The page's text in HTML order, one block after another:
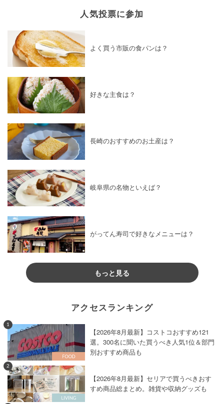
人気投票に参加
よく買う市販の食パンは？
好きな主食は？
長崎のおすすめのお土産は？
岐阜県の名物といえば？
がってん寿司で好きなメニューは？
もっと見る
アクセスランキング
1
【2026年8月最新】コストコおすすめ121
選。300名に聞いた買うべき人気1位＆部門
別おすすめ商品も
2
【2026年8月最新】セリアで買うべきおす
すめ商品総まとめ。雑貨や収納グッズも